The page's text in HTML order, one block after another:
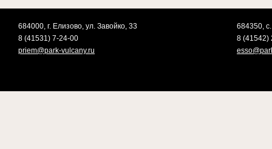
684000, г. Елизово, ул. Завойко, 33
8 (41531) 7-24-00
priem@park-vulcany.ru
684350,
8 (41542)